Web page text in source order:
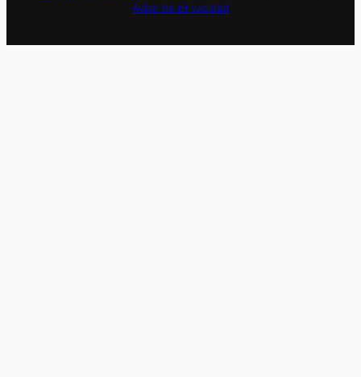
Aviso de privacidad